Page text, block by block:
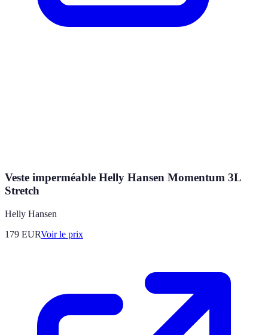
Veste imperméable Helly Hansen Momentum 3L
Stretch
Helly Hansen
179 EURVoir le prix